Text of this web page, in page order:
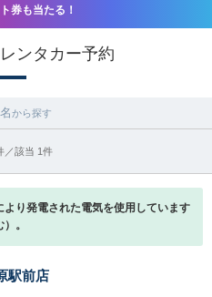
券も当たる！
ンタカー予約
から探す
／該当 1件
り発電された電気を使用しています
。
駅前店